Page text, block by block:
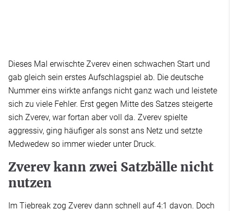
Dieses Mal erwischte Zverev einen schwachen Start und
gab gleich sein erstes Aufschlagspiel ab. Die deutsche
Nummer eins wirkte anfangs nicht ganz wach und leistete
sich zu viele Fehler. Erst gegen Mitte des Satzes steigerte
sich Zverev, war fortan aber voll da. Zverev spielte
aggressiv, ging häufiger als sonst ans Netz und setzte
Medwedew so immer wieder unter Druck.
Zverev kann zwei Satzbälle nicht
nutzen
Im Tiebreak zog Zverev dann schnell auf 4:1 davon. Doch